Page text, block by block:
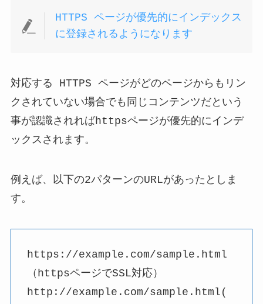
HTTPS ページが優先的にインデックス
に登録されるようになります
対応する HTTPS ページがどのページからもリン
クされていない場合でも同じコンテンツだという
事が認識されればhttpsページが優先的にインデ
ックスされます。
例えば、以下の2パターンのURLがあったとしま
す。
https://example.com/sample.html
（httpsページでSSL対応）
http://example.com/sample.html(